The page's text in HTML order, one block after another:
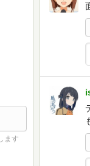
ます